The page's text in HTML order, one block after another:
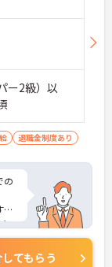
ー2級）以
退職金制度あり
の
♪
に
さ
てもらう